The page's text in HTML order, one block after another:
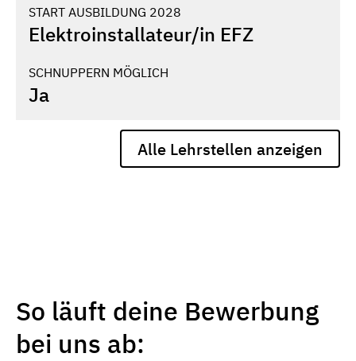
START AUSBILDUNG 2028
Elektroinstallateur/­in EFZ
SCHNUPPERN MÖGLICH
Ja
Alle Lehrstellen anzeigen
So läuft deine Bewerbung
bei uns ab: